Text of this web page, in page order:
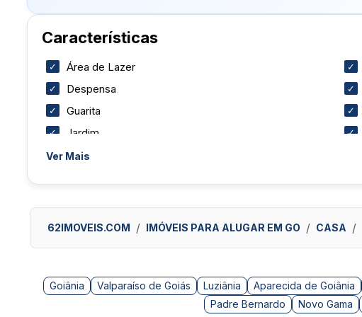
Características
Área de Lazer
Despensa
Guarita
Jardim
Piscina
Salão de Jogos
Aceita Pets
Ver Mais
62IMOVEIS.COM IMÓVEIS PARA ALUGAR EM GO CASA
Goiânia Valparaíso de Goiás Luziânia Aparecida de Goiânia
Padre Bernardo
Novo Gama